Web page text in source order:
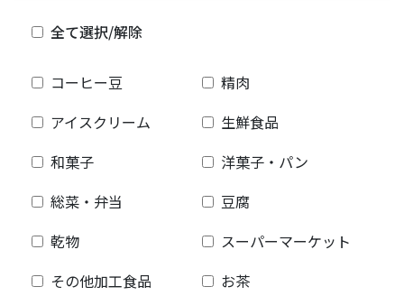
全て選択/解除
コーヒー豆
精肉
アイスクリーム
生鮮食品
和菓子
洋菓子・パン
総菜・弁当
豆腐
乾物
スーパーマーケット
その他加工食品
お茶